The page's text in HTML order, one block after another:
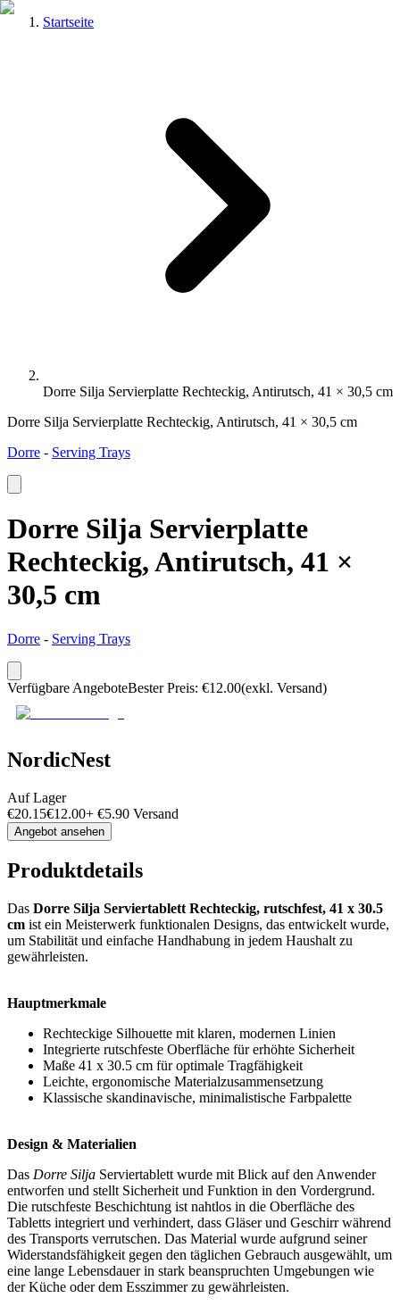
Startseite
Dorre Silja Servierplatte Rechteckig, Antirutsch, 41 × 30,5 cm
Dorre Silja Servierplatte Rechteckig, Antirutsch, 41 × 30,5 cm
Dorre - Serving Trays
Dorre Silja Servierplatte
Rechteckig, Antirutsch, 41 ×
30,5 cm
Dorre - Serving Trays
Verfügbare AngeboteBester Preis: €12.00(exkl. Versand)
NordicNest
Auf Lager
€20.15€12.00+ €5.90 Versand
Angebot ansehen
Produktdetails
Das Dorre Silja Serviertablett Rechteckig, rutschfest, 41 x 30.5
cm ist ein Meisterwerk funktionalen Designs, das entwickelt wurde,
um Stabilität und einfache Handhabung in jedem Haushalt zu
gewährleisten.
Hauptmerkmale
Rechteckige Silhouette mit klaren, modernen Linien
Integrierte rutschfeste Oberfläche für erhöhte Sicherheit
Maße 41 x 30.5 cm für optimale Tragfähigkeit
Leichte, ergonomische Materialzusammensetzung
Klassische skandinavische, minimalistische Farbpalette
Design & Materialien
Das Dorre Silja Serviertablett wurde mit Blick auf den Anwender
entworfen und stellt Sicherheit und Funktion in den Vordergrund.
Die rutschfeste Beschichtung ist nahtlos in die Oberfläche des
Tabletts integriert und verhindert, dass Gläser und Geschirr während
des Transports verrutschen. Das Material wurde aufgrund seiner
Widerstandsfähigkeit gegen den täglichen Gebrauch ausgewählt, um
eine lange Lebensdauer in stark beanspruchten Umgebungen wie
der Küche oder dem Esszimmer zu gewährleisten.